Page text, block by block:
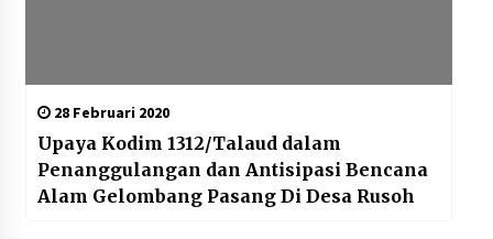
28 Februari 2020
Upaya Kodim 1312/Talaud dalam
Penanggulangan dan Antisipasi Bencana
Alam Gelombang Pasang Di Desa Rusoh